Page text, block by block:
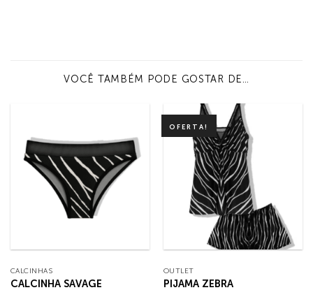
VOCÊ TAMBÉM PODE GOSTAR DE…
CALCINHAS
CALCINHA SAVAGE
OFERTA!
OUTLET
PIJAMA ZEBRA